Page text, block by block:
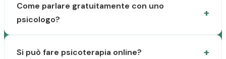
Come parlare gratuitamente con uno
psicologo?
Si può fare psicoterapia online?